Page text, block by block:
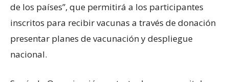
de los países”, que permitirá a los participantes
inscritos para recibir vacunas a través de donación
presentar planes de vacunación y despliegue
nacional.